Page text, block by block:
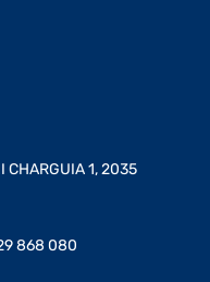
CHARGUIA 1, 2035
868 080